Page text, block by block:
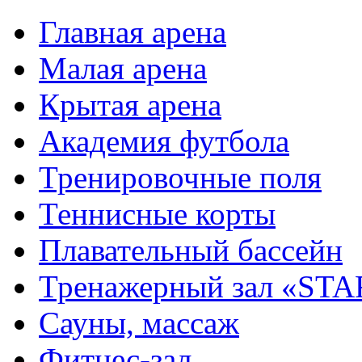
Главная арена
Малая арена
Крытая арена
Академия футбола
Тренировочные поля
Теннисные корты
Плавательный бассейн
Тренажерный зал
Сауны, массаж